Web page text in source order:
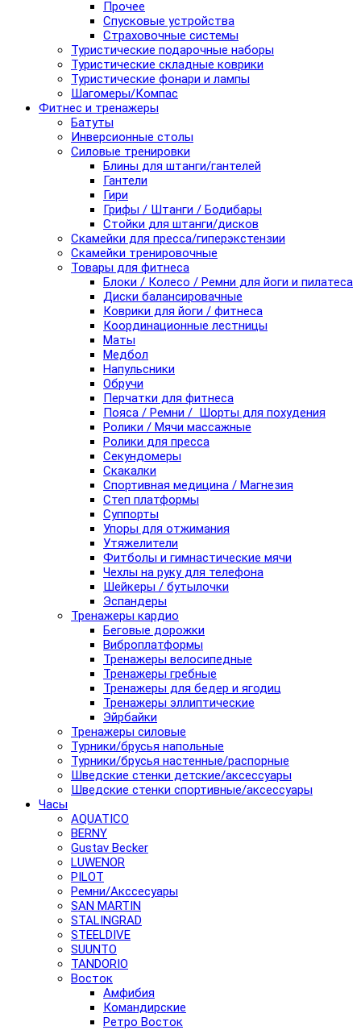
Прочее
Спусковые устройства
Страховочные системы
Туристические подарочные наборы
Туристические складные коврики
Туристические фонари и лампы
Шагомеры/Компас
Фитнес и тренажеры
Батуты
Инверсионные столы
Силовые тренировки
Блины для штанги/гантелей
Гантели
Гири
Грифы / Штанги / Бодибары
Стойки для штанги/дисков
Скамейки для пресса/гиперэкстензии
Скамейки тренировочные
Товары для фитнеса
Блоки / Колесо / Ремни для йоги и пилатеса
Диски балансировачные
Коврики для йоги / фитнеса
Координационные лестницы
Маты
Медбол
Напульсники
Обручи
Перчатки для фитнеса
Пояса / Ремни / Шорты для похудения
Ролики / Мячи массажные
Ролики для пресса
Секундомеры
Скакалки
Спортивная медицина / Магнезия
Степ платформы
Суппорты
Упоры для отжимания
Утяжелители
Фитболы и гимнастические мячи
Чехлы на руку для телефона
Шейкеры / бутылочки
Эспандеры
Тренажеры кардио
Беговые дорожки
Виброплатформы
Тренажеры велосипедные
Тренажеры гребные
Тренажеры для бедер и ягодиц
Тренажеры эллиптические
Эйрбайки
Тренажеры силовые
Турники/брусья напольные
Турники/брусья настенные/распорные
Шведские стенки детские/аксессуары
Шведские стенки спортивные/аксессуары
Часы
AQUATICO
BERNY
Gustav Becker
LUWENOR
PILOT
Pемни/Акссесуары
SAN MARTIN
STALINGRAD
STEELDIVE
SUUNTO
TANDORIO
Восток
Амфибия
Командирские
Ретро Восток